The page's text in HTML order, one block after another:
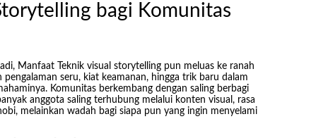
bagi Komunitas
Manfaat Teknik visual storytelling pun meluas ke ranah
seru, kiat keamanan, hingga trik baru dalam
Komunitas berkembang dengan saling berbagi
anggota saling terhubung melalui konten visual, rasa
melainkan wadah bagi siapa pun yang ingin menyelami